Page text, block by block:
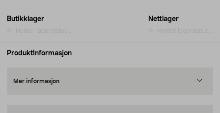
Butikklager Nettlager
Produktinformasjon
Mer informasjon